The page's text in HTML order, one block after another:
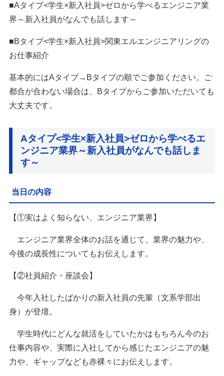
■Aタイプ<学生×新入社員>ゼロから学べるエンジニア業
界～新入社員がなんでも話します～
■Bタイプ<学生×新入社員>関東エルエンジニアリングの
お仕事紹介
基本的にはAタイプ→Bタイプの順でご参加ください。ご
都合が合わない場合は、Bタイプからご参加いただいても
大丈夫です。
Aタイプ<学生×新入社員>ゼロから学べるエ
ンジニア業界～新入社員がなんでも話しま
す～
当日の内容
【①実はよく知らない、エンジニア業界】
エンジニア業界全体のお話を通じて、業界の魅力や、
今後の成長性についてもお伝えします。
【②社員紹介・座談会】
今年入社したばかりの新入社員の先輩（文系学部出
身）が登壇。
学生時代にどんな就活をしていたかはもちろん今のお
仕事内容や、実際に入社してから感じたエンジニアの魅
力や、ギャップなども赤裸々にお伝えします。